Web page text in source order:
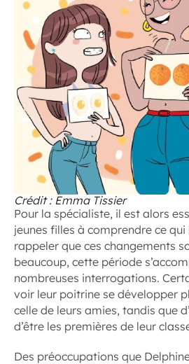
Crédit : Emma Tissier
Pour la spécialiste, il est alors
jeunes filles à comprendre ce
rappeler que ces changements
beaucoup, cette période
nombreuses interrogations.
voir leur poitrine se développer
celle de leurs amies, tandis que
d’être les premières de leur
Des préoccupations que